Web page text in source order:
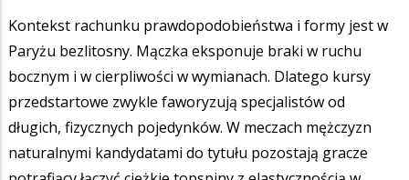
Kontekst rachunku prawdopodobieństwa i formy jest w
Paryżu bezlitosny. Mączka eksponuje braki w ruchu
bocznym i w cierpliwości w wymianach. Dlatego kursy
przedstartowe zwykle faworyzują specjalistów od
długich, fizycznych pojedynków. W meczach mężczyzn
naturalnymi kandydatami do tytułu pozostają gracze